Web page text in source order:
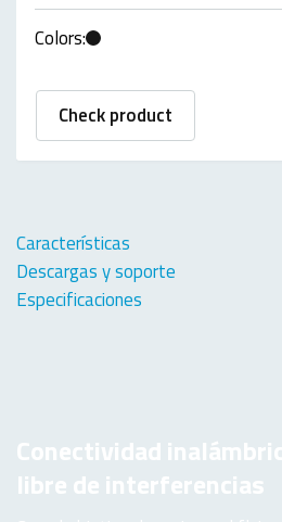
Colors:
Check product
Características
Descargas y soporte
Especificaciones
Conectividad
libre de interferencias